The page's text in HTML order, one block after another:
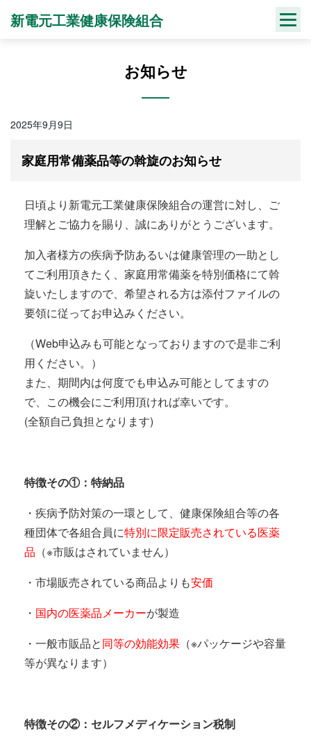
新電元工業健康保険組合
お知らせ
2025年9月9日
家庭用常備薬品等の斡旋のお知らせ
日頃より新電元工業健康保険組合の運営に対し、ご
理解とご協力を賜り、誠にありがとうございます。
加入者様方の疾病予防あるいは健康管理の一助とし
てご利用頂きたく、家庭用常備薬を特別価格にて斡
旋いたしますので、希望される方は添付ファイルの
要領に従ってお申込みください。
（Web申込みも可能となっておりますので是非ご利
用ください。）
また、期間内は何度でも申込み可能としてますの
で、この機会にご利用頂ければ幸いです。
(全額自己負担となります)
特徴その①：特納品
・疾病予防対策の一環として、健康保険組合等の各
種団体で各組合員に特別に限定販売されている医薬
品 （※市販はされていません）
・市場販売されている商品よりも安価
・ 国内の医薬品メーカーが製造
・一般市販品と同等の効能効果 （※パッケージや容量
等が異なります）
特徴その②：セルフメディケーション税制